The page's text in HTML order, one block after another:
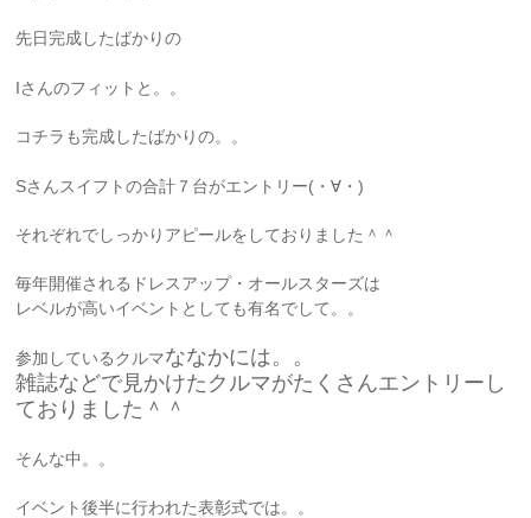
先日完成したばかりの
Iさんのフィットと。。
コチラも完成したばかりの。。
Sさんスイフトの合計７台がエントリー(・∀・)
それぞれでしっかりアピールをしておりました＾＾
毎年開催されるドレスアップ・オールスターズは
レベルが高いイベントとしても有名でして。。
参加しているクルマななかには。。
雑誌などで見かけたクルマがたくさんエントリーし
ておりました＾＾
そんな中。。
イベント後半に行われた表彰式では。。